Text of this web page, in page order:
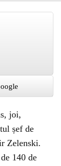
joi,
șef de
Zelenski.
140 de